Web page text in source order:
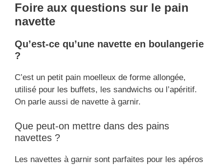
Foire aux questions sur le pain
navette
Qu’est-ce qu’une navette en boulangerie
?
C’est un petit pain moelleux de forme allongée,
utilisé pour les buffets, les sandwichs ou l’apéritif.
On parle aussi de navette à garnir.
Que peut-on mettre dans des pains
navettes ?
Les navettes à garnir sont parfaites pour les apéros